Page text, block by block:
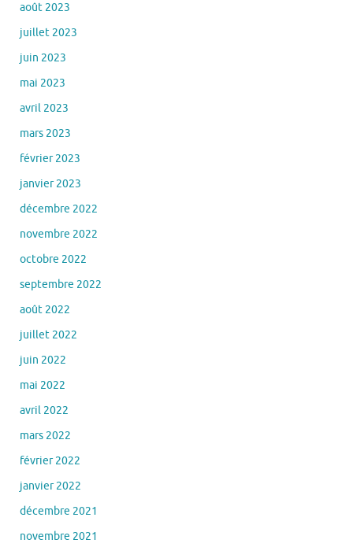
août 2023
juillet 2023
juin 2023
mai 2023
avril 2023
mars 2023
février 2023
janvier 2023
décembre 2022
novembre 2022
octobre 2022
septembre 2022
août 2022
juillet 2022
juin 2022
mai 2022
avril 2022
mars 2022
février 2022
janvier 2022
décembre 2021
novembre 2021